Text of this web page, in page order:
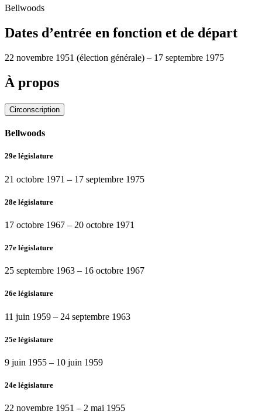
Bellwoods
Dates d’entrée en fonction et de départ
22 novembre 1951 (élection générale) – 17 septembre 1975
À propos
Circonscription
Bellwoods
29e législature
21 octobre 1971 – 17 septembre 1975
28e législature
17 octobre 1967 – 20 octobre 1971
27e législature
25 septembre 1963 – 16 octobre 1967
26e législature
11 juin 1959 – 24 septembre 1963
25e législature
9 juin 1955 – 10 juin 1959
24e législature
22 novembre 1951 – 2 mai 1955